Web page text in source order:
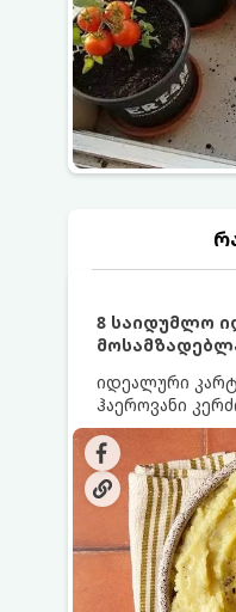
8 საიდუმლო
იდეალური
ჰაეროვანი
ნაღების-
ძალიან
საიდუმლო,
პიურე